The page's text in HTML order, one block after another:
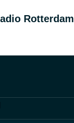
Rotterdam